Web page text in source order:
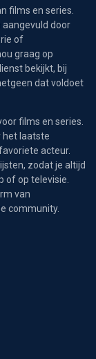
films en series.
door
of
graag op
bekijkt, bij
dat voldoet
films en series.
het laatste
acteur.
zodat je altijd
of op televisie.
van
community.